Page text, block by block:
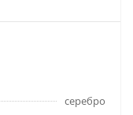
серебро